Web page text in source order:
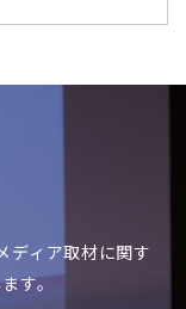
ディア取材に関す
す。